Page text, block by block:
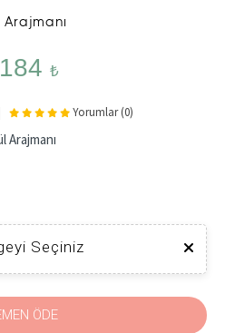
Arajmanı
₺
Yorumlar (0)
Arajmanı
Seçiniz
ÖDE